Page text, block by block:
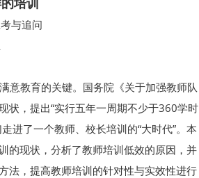
与追问
意教育的关键。国务院《关于加强教师队
状，提出“实行五年一周期不少于360学时
进了一个教师、校长培训的“大时代”。本
的现状，分析了教师培训低效的原因，并
法，提高教师培训的针对性与实效性进行